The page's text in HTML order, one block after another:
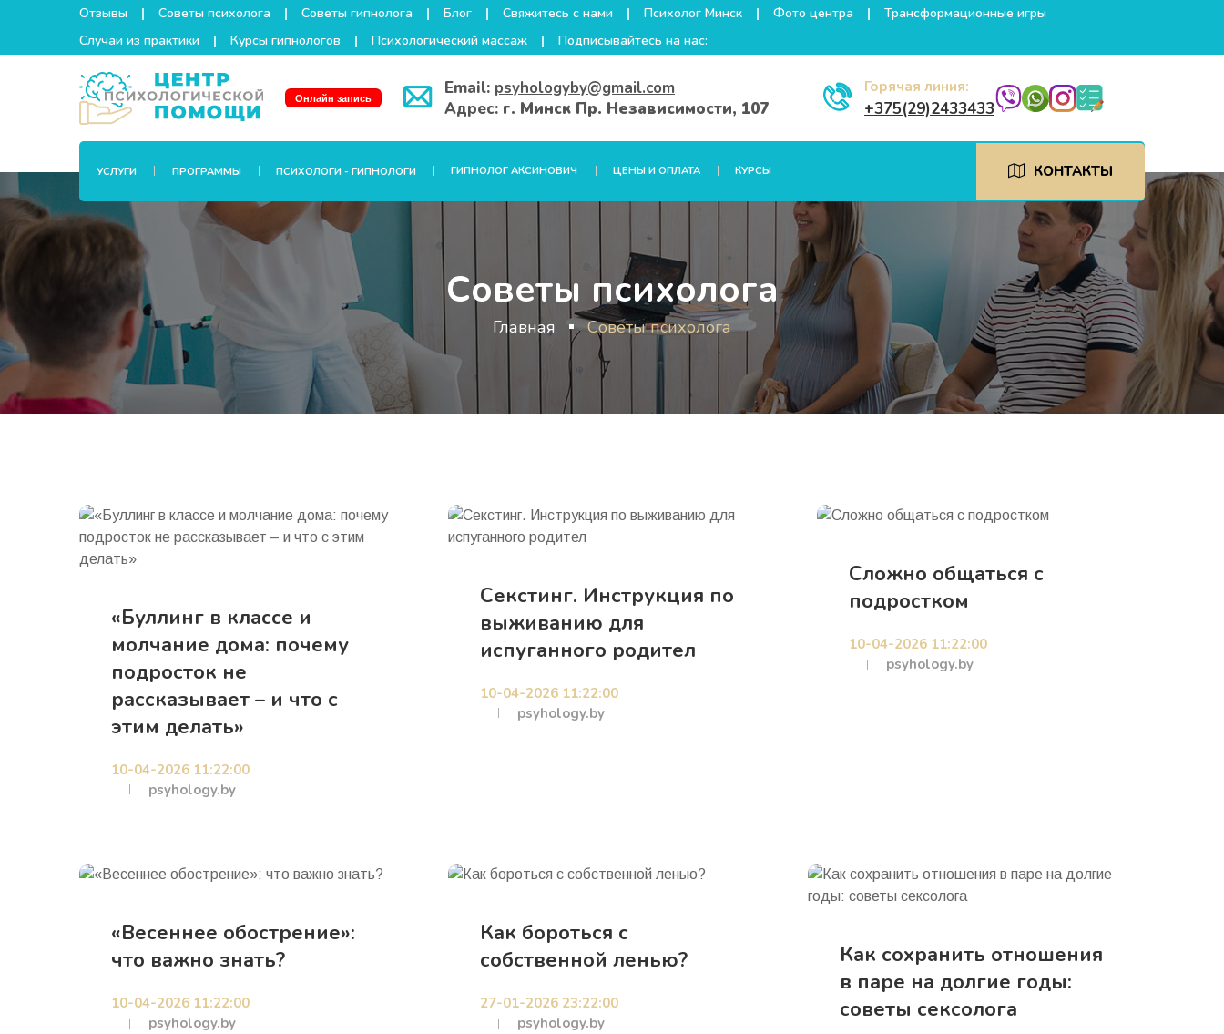
Отзывы Советы психолога Советы гипнолога Блог Свяжитесь с нами Психолог Минск Фото центра
Трансформационные игры
Случаи из практики
Курсы гипнологов Психологический массаж Подписывайтесь на нас:
Онлайн запись Email: psyhologyby@gmail.com
Адрес: г. Минск Пр. Независимости, 107
Горячая линия:
+375(29)2433433
УСЛУГИ ПРОГРАММЫ ПСИХОЛОГИ - ГИПНОЛОГИ ГИПНОЛОГ АКСИНОВИЧ ЦЕНЫ И ОПЛАТА КУРСЫ КОНТАКТЫ
Советы психолога
Главная Советы психолога
«Буллинг в классе и
молчание дома: почему
подросток не
рассказывает – и что с
этим делать»
10-04-2026 11:22:00
psyhology.by
Секстинг. Инструкция по
выживанию для
испуганного родител
10-04-2026 11:22:00
psyhology.by
Сложно общаться с
подростком
10-04-2026 11:22:00
psyhology.by
«Весеннее обострение»:
что важно знать?
10-04-2026 11:22:00
psyhology.by
Как бороться с
собственной ленью?
27-01-2026 23:22:00
psyhology.by
Как сохранить отношения
в паре на долгие годы:
советы сексолога